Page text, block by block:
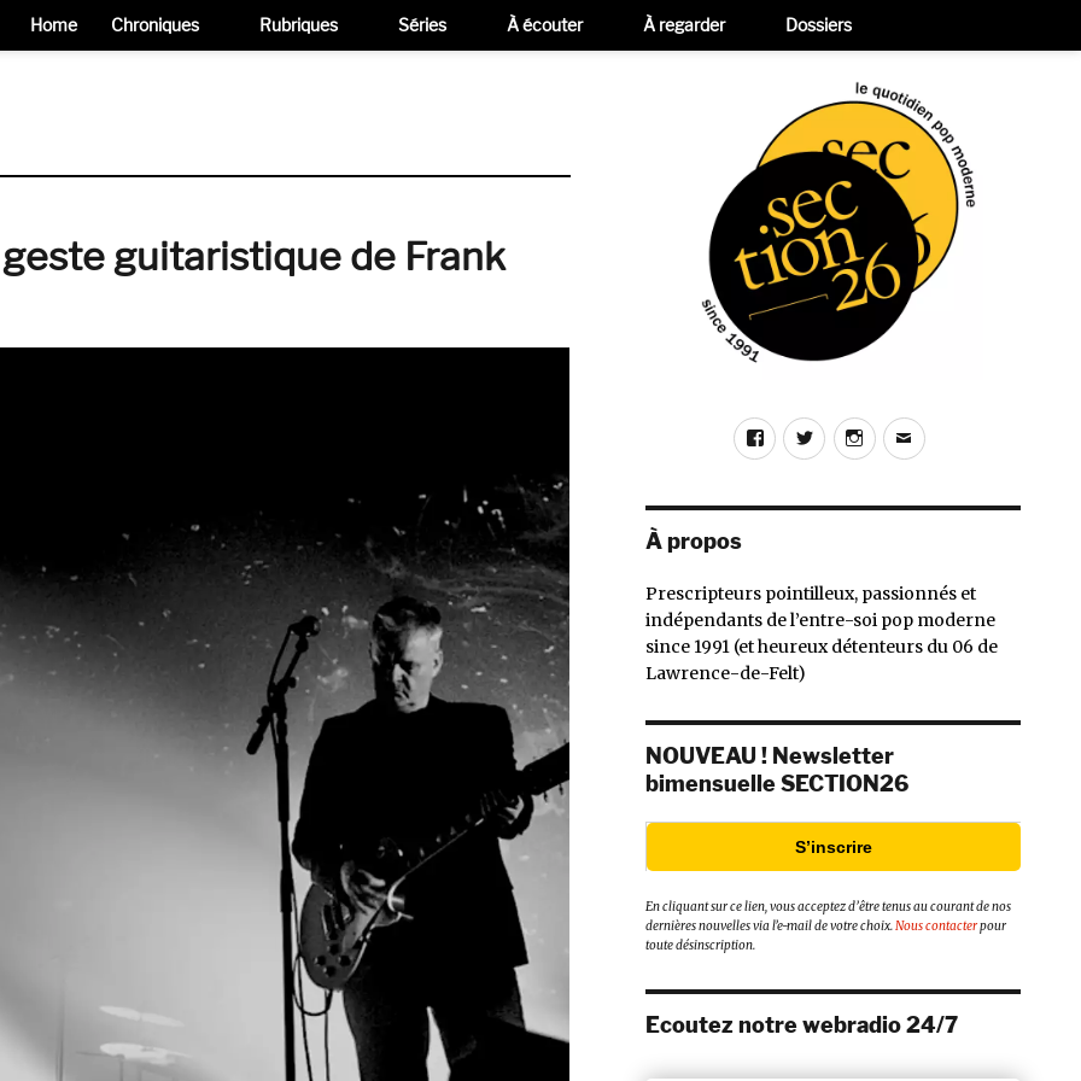
guitaristique de Frank
FacebookTwitterInstagram
E-
À propos
Prescripteurs pointilleux, passionnés et
indépendants de l’entre-soi pop moderne
since 1991 (et heureux détenteurs du 06 de
Lawrence-de-Felt)
NOUVEAU ! Newsletter
bimensuelle SECTION26
S’inscrire
En cliquant sur ce lien, vous acceptez d’être tenus au courant de nos
dernières nouvelles via l’e-mail de votre choix.Nous contacterpour
toute désinscription.
Ecoutez notre webradio 24/7
Home Chroniques Rubriques Séries À écouter À regarder Dossiers